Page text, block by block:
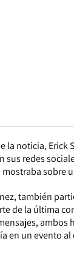
la noticia, Erick
redes
sobre
también
de la última
ambos
en un evento